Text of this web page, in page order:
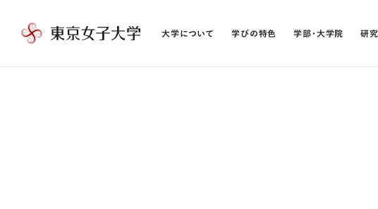
東
大学について 学びの特色 学部・大学院 研究